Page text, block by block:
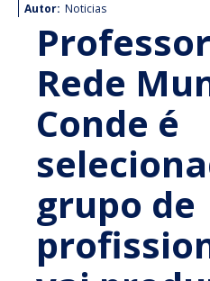
Autor: Noticias
Rede
Conde é
grupo de